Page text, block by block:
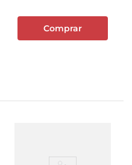
Comprar